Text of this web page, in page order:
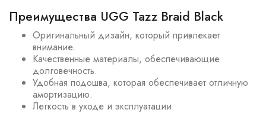
Преимущества UGG Tazz Braid Black
Оригинальный дизайн, который привлекает
внимание.
Качественные материалы, обеспечивающие
долговечность.
Удобная подошва, которая обеспечивает отличную
амортизацию.
Легкость в уходе и эксплуатации.